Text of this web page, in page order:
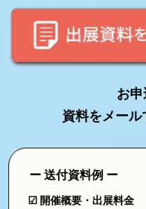
2027
お申
資料をメール
ー 送付資料例 ー
☑ 開催概要・出展料金